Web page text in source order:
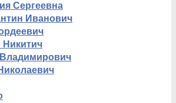
Сергеевна
Иванович
Никитич